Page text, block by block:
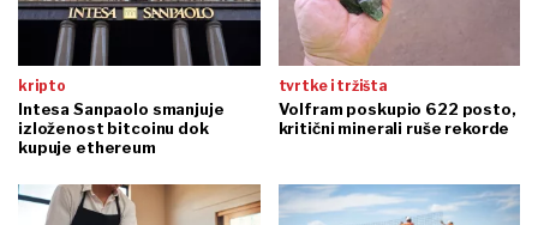
kripto
Intesa Sanpaolo smanjuje
izloženost bitcoinu dok
kupuje ethereum
tvrtke i tržišta
Volfram poskupio 622 posto,
kritični minerali ruše rekorde